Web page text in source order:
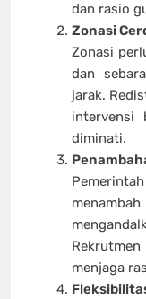
dan rasio
Zonasi
Zonasi
dan
jarak.
intervensi
diminati.
menjaga